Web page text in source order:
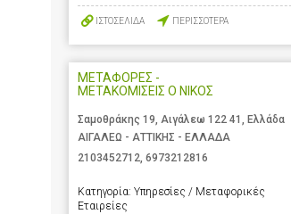
ΙΣΤΟΣΕΛΙΔΑ ΠΕΡΙΣΣΟΤΕΡΑ
ΜΕΤΑΦΟΡΕΣ -
ΜΕΤΑΚΟΜΙΣΕΙΣ Ο ΝΙΚΟΣ
Σαμοθράκης 19, Αιγάλεω 122 41, Ελλάδα
ΑΙΓΑΛΕΩ - ΑΤΤΙΚΗΣ - ΕΛΛΑΔΑ
2103452712, 6973212816
Κατηγορία: Υπηρεσίες / Μεταφορικές
Εταιρείες